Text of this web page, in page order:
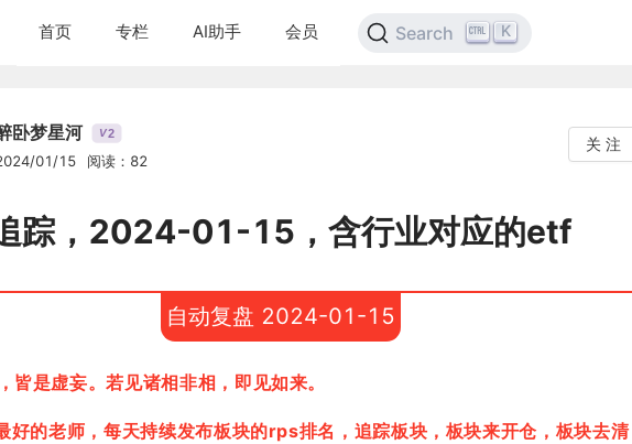
首页 专栏 AI助手 会员 Search K
卧梦星河 V2
01/15 阅读：82
关 注
踪，2024-01-15，含行业对应的etf
自动复盘 2024-01-15
皆是虚妄。若见诸相非相，即见如来。
好的老师，每天持续发布板块的rps排名，追踪板块，板块来开仓，板块去清